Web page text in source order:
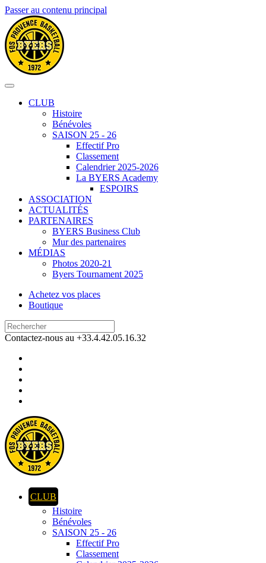
Passer au contenu principal
CLUB
Histoire
Bénévoles
SAISON 25 - 26
Effectif Pro
Classement
Calendrier 2025-2026
La BYERS Academy
ESPOIRS
ASSOCIATION
ACTUALITÉS
PARTENAIRES
BYERS Business Club
Mur des partenaires
MÉDIAS
Photos 2020-21
Byers Tournament 2025
Achetez vos places
Boutique
Contactez-nous au +33.4.42.05.16.32
CLUB
Histoire
Bénévoles
SAISON 25 - 26
Effectif Pro
Classement